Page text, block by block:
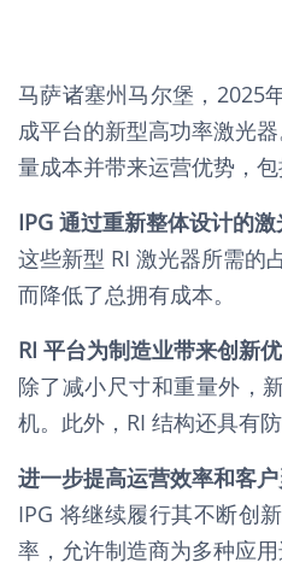
马萨诸塞州马尔堡，2025
成平台的新型高功率激光
量成本并带来运营优势，
IPG 通过重新整体设计的
这些新型 RI 激光器所需的
而降低了总拥有成本。
RI 平台为制造业带来创新
除了减小尺寸和重量外，
机。此外，RI 结构还具有
进一步提高运营效率和客
IPG 将继续履行其不断创
率，允许制造商为多种应